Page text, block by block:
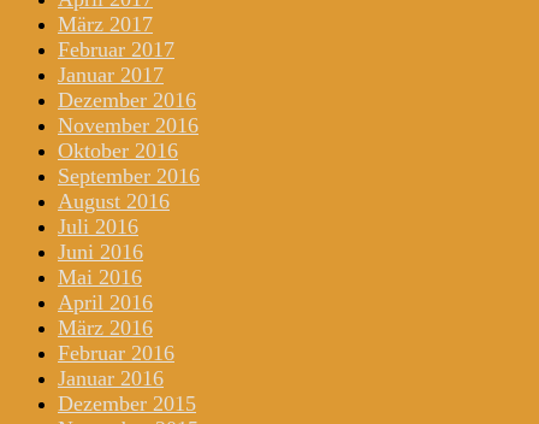
März 2017
Februar 2017
Januar 2017
Dezember 2016
November 2016
Oktober 2016
September 2016
August 2016
Juli 2016
Juni 2016
Mai 2016
April 2016
März 2016
Februar 2016
Januar 2016
Dezember 2015